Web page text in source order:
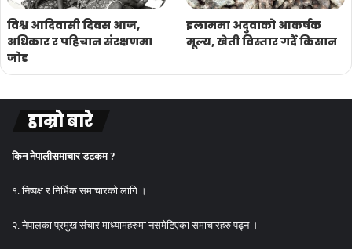
विश्व आदिवासी दिवस आज,
अधिकार र पहिचान संरक्षणमा
जोड
इलाममा अदुवाको आकर्षक
मूल्य, खेती विस्तार गर्दै किसान
हाम्रो बारे
किन नेपालीसमाचार डटकम ?
१. निष्पक्ष र निर्भिक समाचारको लागि ।
२. नेपालका प्रमुख संचार माध्यामहरुमा नसमेटिएका समाचारहरु पढ्न ।